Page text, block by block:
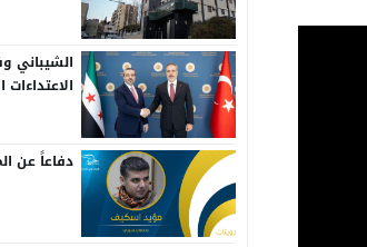
الشيباني
الاعتداءات
دفاعاً عن